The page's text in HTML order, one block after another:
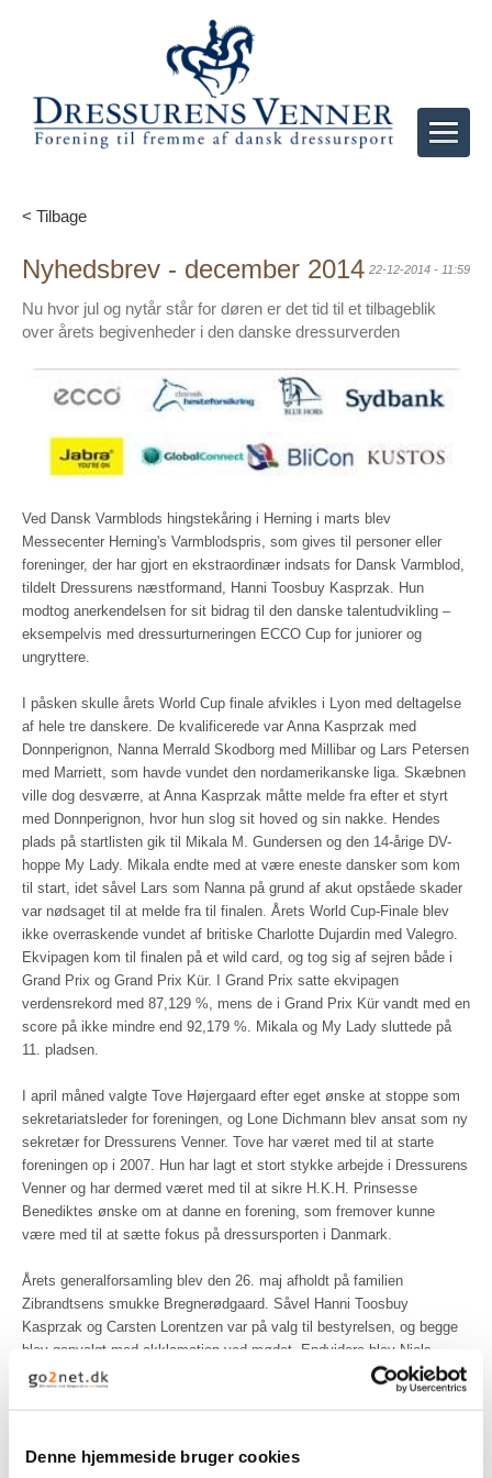
Denne hjemmeside bruger cookies
< Tilbage
Nyhedsbrev - december 2014 22-12-2014 - 11:59
Nu hvor jul og nytår står for døren er det tid til et tilbageblik
over årets begivenheder i den danske dressurverden
Ved Dansk Varmblods hingstekåring i Herning i marts blev
Messecenter Herning's Varmblodspris, som gives til personer eller
foreninger, der har gjort en ekstraordinær indsats for Dansk Varmblod,
tildelt Dressurens næstformand, Hanni Toosbuy Kasprzak. Hun
modtog anerkendelsen for sit bidrag til den danske talentudvikling –
eksempelvis med dressurturneringen ECCO Cup for juniorer og
ungryttere.
I påsken skulle årets World Cup finale afvikles i Lyon med deltagelse
af hele tre danskere. De kvalificerede var Anna Kasprzak med
Donnperignon, Nanna Merrald Skodborg med Millibar og Lars Petersen
med Marriett, som havde vundet den nordamerikanske liga. Skæbnen
ville dog desværre, at Anna Kasprzak måtte melde fra efter et styrt
med Donnperignon, hvor hun slog sit hoved og sin nakke. Hendes
plads på startlisten gik til Mikala M. Gundersen og den 14-årige DV-
hoppe My Lady. Mikala endte med at være eneste dansker som kom
til start, idet såvel Lars som Nanna på grund af akut opståede skader
var nødsaget til at melde fra til finalen. Årets World Cup-Finale blev
ikke overraskende vundet af britiske Charlotte Dujardin med Valegro.
Ekvipagen kom til finalen på et wild card, og tog sig af sejren både i
Grand Prix og Grand Prix Kür. I Grand Prix satte ekvipagen
verdensrekord med 87,129 %, mens de i Grand Prix Kür vandt med en
score på ikke mindre end 92,179 %. Mikala og My Lady sluttede på
11. pladsen.
I april måned valgte Tove Højergaard efter eget ønske at stoppe som
sekretariatsleder for foreningen, og Lone Dichmann blev ansat som ny
sekretær for Dressurens Venner. Tove har været med til at starte
foreningen op i 2007. Hun har lagt et stort stykke arbejde i Dressurens
Venner og har dermed været med til at sikre H.K.H. Prinsesse
Benediktes ønske om at danne en forening, som fremover kunne
være med til at sætte fokus på dressursporten i Danmark.
Årets generalforsamling blev den 26. maj afholdt på familien
Zibrandtsens smukke Bregnerødgaard. Såvel Hanni Toosbuy
Kasprzak og Carsten Lorentzen var på valg til bestyrelsen, og begge
blev genvalgt med akklamation ved mødet. Endvidere blev Niels
Zibrandtsen valgt som nyt medlem til bestyrelsen. Efterfølgende var
alle inviteret til en clinic, hvor ca. 100 interesserede var mødt op. Den
Den praktiske demonstration blev indledt med vore to succesfulde